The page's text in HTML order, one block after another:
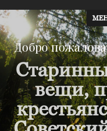
Добро
вещи,